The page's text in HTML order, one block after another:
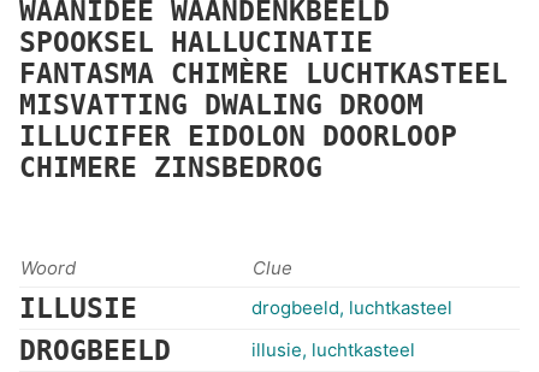
WAANIDEE WAANDENKBEELD
SPOOKSEL HALLUCINATIE
FANTASMA CHIMÈRE LUCHTKASTEEL
MISVATTING DWALING DROOM
ILLUCIFER EIDOLON DOORLOOP
CHIMERE ZINSBEDROG
Woord Clue
ILLUSIE drogbeeld, luchtkasteel
DROGBEELD illusie, luchtkasteel